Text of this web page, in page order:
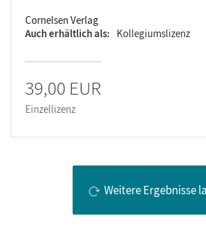
Cornelsen Verlag
Auch erhältlich als
Kollegiumslizenz
39,00 EUR
Einzellizenz
Weitere Ergebnisse